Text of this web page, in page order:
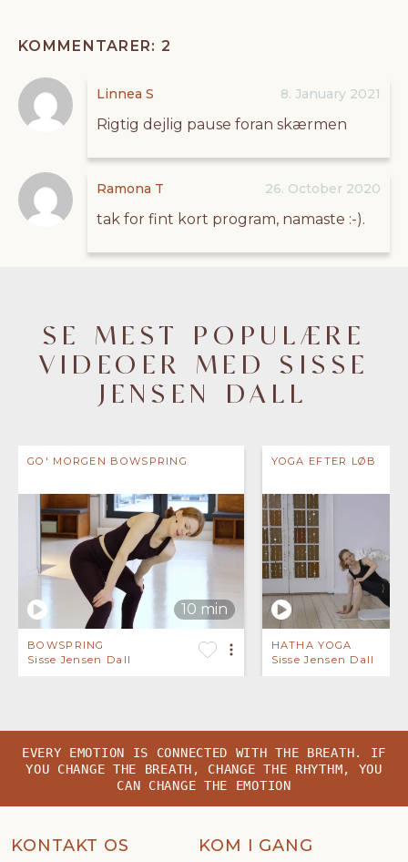
KOMMENTARER: 2
Linnea S 8. January 2021
Rigtig dejlig pause foran skærmen
Ramona T 26. October 2020
tak for fint kort program, namaste :-).
SE MEST POPULÆRE
VIDEOER MED SISSE
JENSEN DALL
GO' MORGEN BOWSPRING
BOWSPRING
Sisse Jensen Dall
YOGA EFTER LØB
HATHA YOGA
Sisse Jensen Dall
EVERY EMOTION IS CONNECTED WITH THE BREATH. IF
YOU CHANGE THE BREATH, CHANGE THE RHYTHM, YOU
CAN CHANGE THE EMOTION
KOM I GANG
KONTAKT OS